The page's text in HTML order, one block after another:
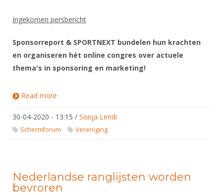
Ingekomen persbericht
Sponsorreport & SPORTNEXT bundelen hun krachten
en organiseren hét online congres over actuele
thema's in sponsoring en marketing!
Read more
30-04-2020 - 13:15 / Sonja Lendi
Schermforum Vereniging
Nederlandse ranglijsten worden
bevroren